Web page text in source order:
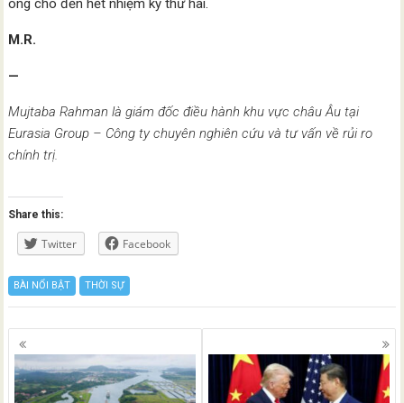
ông cho đến hết nhiệm kỳ thứ hai.
M.R.
—
Mujtaba Rahman là giám đốc điều hành khu vực châu Âu tại
Eurasia Group – Công ty chuyên nghiên cứu và tư vấn về rủi ro
chính trị.
Share this:
Twitter Facebook
BÀI NỔI BẬT THỜI SỰ
Posts
navigation